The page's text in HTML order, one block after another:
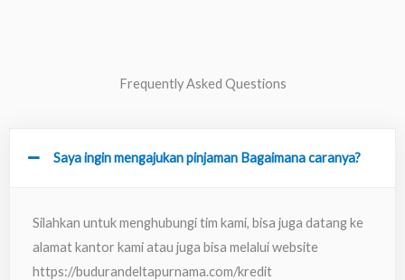
Frequently Asked Questions
Saya ingin mengajukan pinjaman Bagaimana caranya?
Silahkan untuk menghubungi tim kami, bisa juga datang ke
alamat kantor kami atau juga bisa melalui website
https://budurandeltapurnama.com/kredit